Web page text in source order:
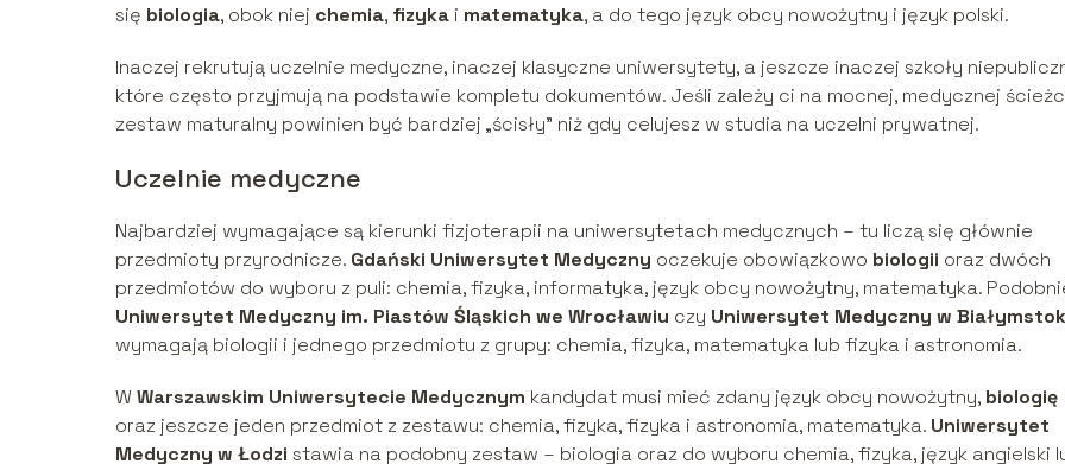
się biologia, obok niej chemia, fizyka i matematyka, a do tego język obcy nowożytny i język polski.
Inaczej rekrutują uczelnie medyczne, inaczej klasyczne uniwersytety, a jeszcze inaczej szkoły
które często przyjmują na podstawie kompletu dokumentów. Jeśli zależy ci na mocnej, medycznej
zestaw maturalny powinien być bardziej „ścisły” niż gdy celujesz w studia na uczelni prywatnej.
Uczelnie medyczne
Najbardziej wymagające są kierunki fizjoterapii na uniwersytetach medycznych – tu liczą się głównie
przedmioty przyrodnicze. Gdański Uniwersytet Medyczny oczekuje obowiązkowo biologii oraz dwóch
przedmiotów do wyboru z puli: chemia, fizyka, informatyka, język obcy nowożytny, matematyka.
Uniwersytet Medyczny im. Piastów Śląskich we Wrocławiu czy Uniwersytet Medyczny w
wymagają biologii i jednego przedmiotu z grupy: chemia, fizyka, matematyka lub fizyka i astronomia.
WWarszawskim Uniwersytecie Medycznym kandydat musi mieć zdany język obcy nowożytny, biologię
oraz jeszcze jeden przedmiot z zestawu: chemia, fizyka, fizyka i astronomia, matematyka. Uniwersytet
Medyczny w Łodzi stawia na podobny zestaw – biologia oraz do wyboru chemia, fizyka, język angielski